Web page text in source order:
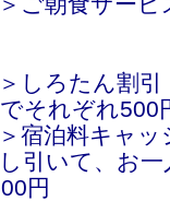
＞しろたん割
それぞれ
宿泊料キャ
引いて、お
円